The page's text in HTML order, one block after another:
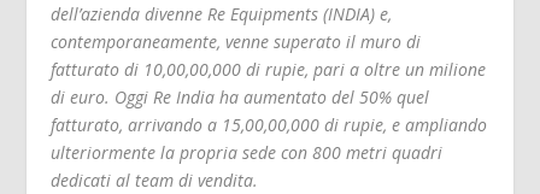
dell’azienda divenne Re Equipments (INDIA) e,
contemporaneamente, venne superato il muro di
fatturato di 10,00,00,000 di rupie, pari a oltre un milione
di euro. Oggi Re India ha aumentato del 50% quel
fatturato, arrivando a 15,00,00,000 di rupie, e ampliando
ulteriormente la propria sede con 800 metri quadri
dedicati al team di vendita.